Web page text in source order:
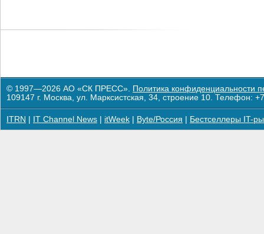
© 1997—2026 АО «СК ПРЕСС». Политика конфиденциальности
109147 г. Москва, ул. Марксистская, 34, строение 10. Телефон:
ITRN IT Channel News itWeek Byte/Россия Бестселлеры IT-